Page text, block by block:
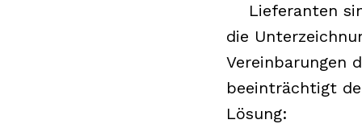
Lieferanten
die
Vereinbarungen
beeinträchtigt
Lösung: